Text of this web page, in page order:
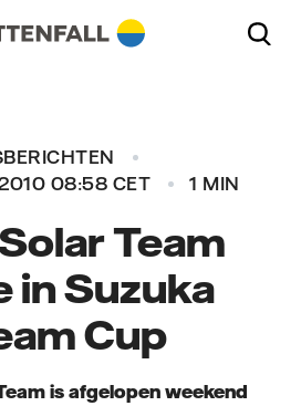
08:58 CET
1 MIN
Team
in Suzuka
Cup
is afgelopen weekend